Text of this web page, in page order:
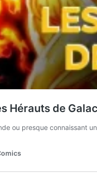
Hérauts de
ou presque connaissant